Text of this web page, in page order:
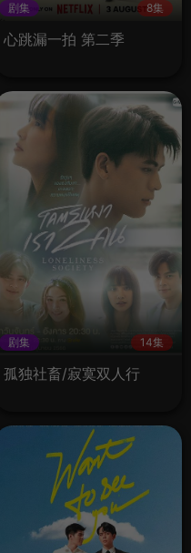
剧集 8集
心跳漏一拍 第二季
剧集 14集
孤独社畜/寂寞双人行